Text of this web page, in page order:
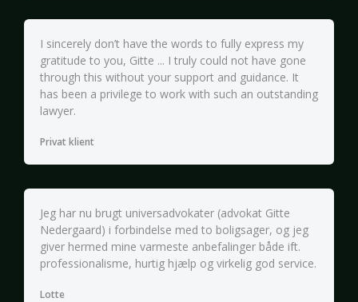
I sincerely don’t have the words to fully express my
gratitude to you, Gitte ... I truly could not have gone
through this without your support and guidance. It
has been a privilege to work with such an outstanding
lawyer.
Privat klient
Jeg har nu brugt universadvokater (advokat Gitte
Nedergaard) i forbindelse med to boligsager, og jeg
giver hermed mine varmeste anbefalinger både ift.
professionalisme, hurtig hjælp og virkelig god service.
Lotte